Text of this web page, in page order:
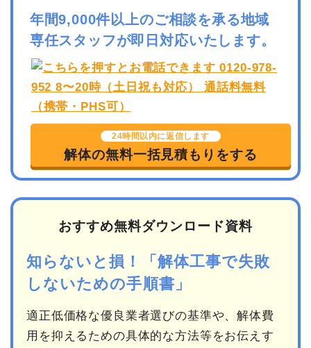
年間9,000件以上のご相談を承る地域
専任スタッフが即日対応いたします。
24時間以内に返信します
解体の無料一括見積もりをする
おすすめ無料ダウンロード資料
知らないと損！「解体工事で失敗
しないための手順書」
適正低価格な優良業者選びの基準や、解体費
用を抑えるための具体的な方法等をお伝えす